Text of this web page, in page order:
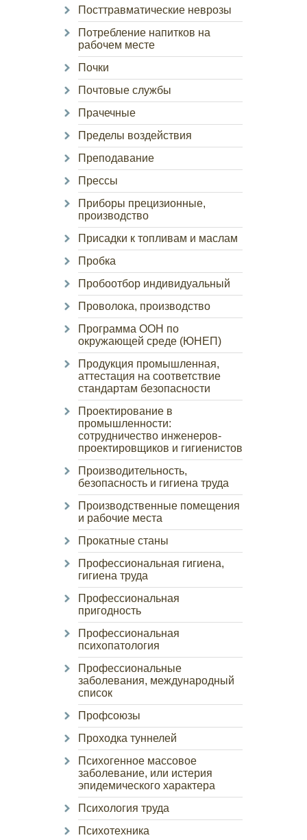
Посттравматические неврозы
Потребление напитков на
рабочем месте
Почки
Почтовые службы
Прачечные
Пределы воздействия
Преподавание
Прессы
Приборы прецизионные,
производство
Присадки к топливам и маслам
Пробка
Пробоотбор индивидуальный
Проволока, производство
Программа ООН по
окружающей среде (ЮНЕП)
Продукция промышленная,
аттестация на соответствие
стандартам безопасности
Проектирование в
промышленности:
сотрудничество инженеров-
проектировщиков и гигиенистов
Производительность,
безопасность и гигиена труда
Производственные помещения
и рабочие места
Прокатные станы
Профессиональная гигиена,
гигиена труда
Профессиональная
пригодность
Профессиональная
психопатология
Профессиональные
заболевания, международный
список
Профсоюзы
Проходка туннелей
Психогенное массовое
заболевание, или истерия
эпидемического характера
Психология труда
Психотехника